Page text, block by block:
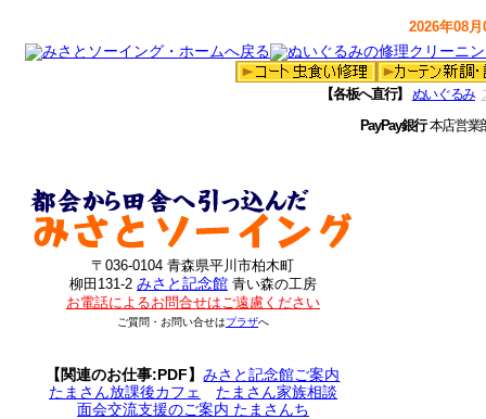
2026年08
【各板へ直行】 ぬいぐるみ
PayPay銀行本店営
〒036-0104 青森県平川市柏木町
柳田131-2 みさと記念館 青い森の工房
お電話によるお問合せはご遠慮ください
ご質問・お問い合せはプラザへ
【関連のお仕事:PDF】みさと記念館ご案内
たまさん放課後カフェ
たまさん家族相談
面会交流支援のご案内 たまさんち